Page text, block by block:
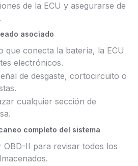
de la ECU y asegurarse de
asociado
que conecta la batería, la ECU
electrónicos.
de desgaste, cortocircuito o
cualquier sección de
completo del sistema
OBD-II para revisar todos los